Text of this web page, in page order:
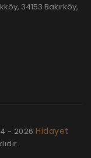
34153 Bakırköy,
- 2026Hidayet